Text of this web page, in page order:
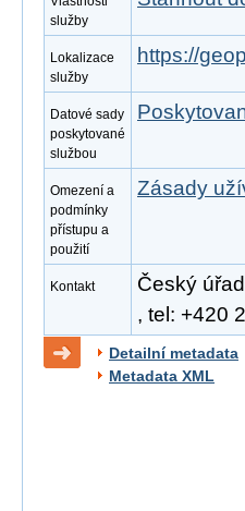
služby
Lokalizace
služby
https://
Datové sady
poskytované
službou
Omezení a
podmínky
přístupu a
použití
Zásady
Kontakt
Český
, tel: +420
Detailní metadata
Metadata XML